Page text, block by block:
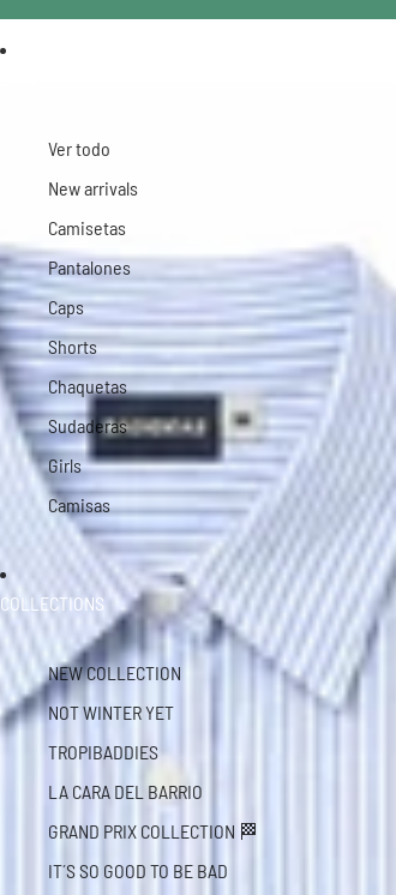
Ver todo
New arrivals
Camisetas
Pantalones
Caps
Shorts
Chaquetas
Sudaderas
Girls
Camisas
COLLECTIONS
NEW COLLECTION
NOT WINTER YET
TROPIBADDIES
LA CARA DEL BARRIO
GRAND PRIX COLLECTION 🏁
IT´S SO GOOD TO BE BAD